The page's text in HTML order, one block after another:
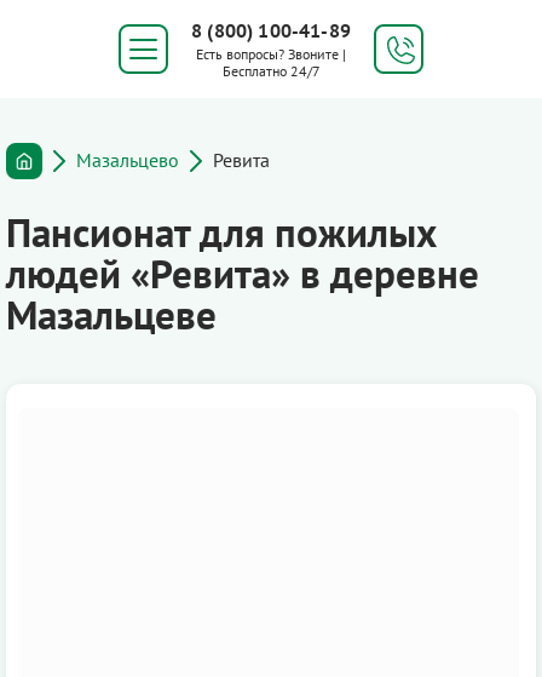
8 (800) 100-41-89
Есть вопросы? Звоните |
Бесплатно 24/7
Мазальцево Ревита
Пансионат для пожилых
людей «Ревита» в деревне
Мазальцеве